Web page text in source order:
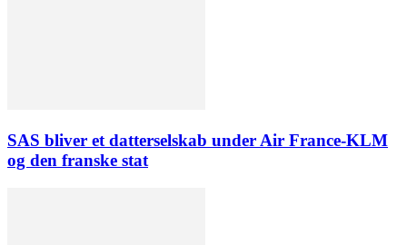
SAS bliver et datterselskab under Air France-KLM
og den franske stat